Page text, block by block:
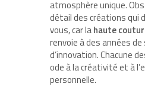
atmosphère unique.
détail des créations qui
vous, car lahaute
renvoie à des années
d’innovation. Chacune
ode à la créativité et à
personnelle.